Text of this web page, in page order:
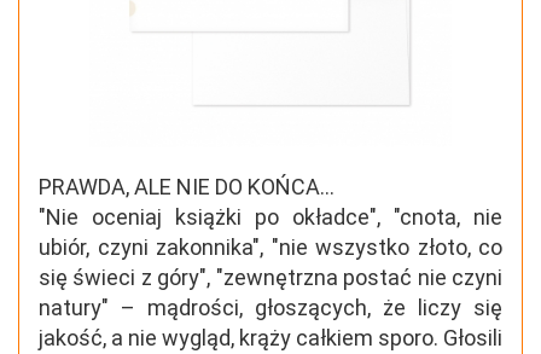
PRAWDA, ALE NIE DO KOŃCA...
"Nie oceniaj książki po okładce", "cnota, nie
ubiór, czyni zakonnika", "nie wszystko złoto, co
się świeci z góry", "zewnętrzna postać nie czyni
natury" – mądrości, głoszących, że liczy się
jakość, a nie wygląd, krąży całkiem sporo. Głosili